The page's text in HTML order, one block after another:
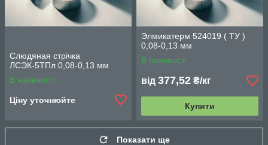
Слюдяная стрічка
ЛСЭК-5ТПл 0,08-0,13 мм
В наявності
Ціну уточнюйте
Элмикатерм 524019 ( ТУ )
0,08-0,13 мм
В наявності
від 377,52 ₴/кг
Купити
Показати ще